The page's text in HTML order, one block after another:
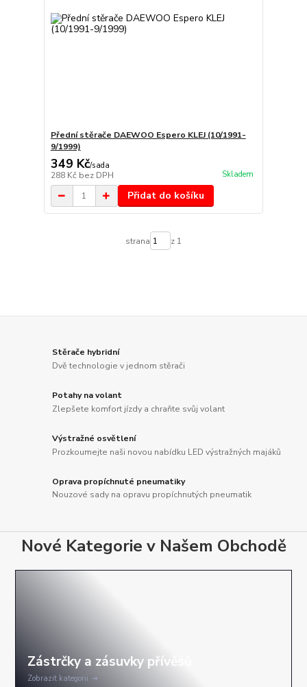
Přední stěrače DAEWOO Espero KLEJ (10/1991-
9/1999)
349 Kč/sada
288 Kč bez DPH Skladem
Přidat do košíku
strana z 1
Stěrače hybridní
Dvě technologie v jednom stěrači
Potahy na volant
Zlepšete komfort jízdy a chraňte svůj volant
Výstražné osvětlení
Prozkoumejte naši novou nabídku LED výstražných majáků
Oprava propíchnuté pneumatiky
Nouzové sady na opravu propíchnutých pneumatik
Nové Kategorie v Našem Obchodě
Zobrazit kategorii